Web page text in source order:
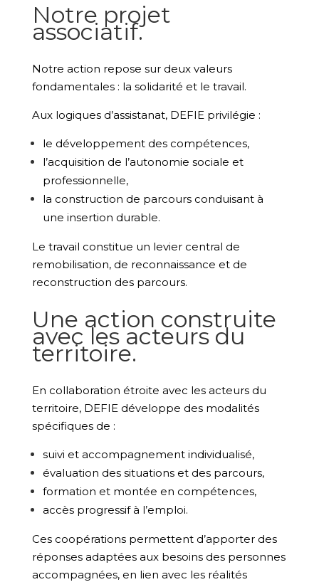
Notre projet
associatif.
Notre action repose sur deux valeurs
fondamentales : la solidarité et le travail.
Aux logiques d’assistanat, DEFIE privilégie :
le développement des compétences,
l’acquisition de l’autonomie sociale et
professionnelle,
la construction de parcours conduisant à
une insertion durable.
Le travail constitue un levier central de
remobilisation, de reconnaissance et de
reconstruction des parcours.
Une action construite
avec les acteurs du
territoire.
En collaboration étroite avec les acteurs du
territoire, DEFIE développe des modalités
spécifiques de :
suivi et accompagnement individualisé,
évaluation des situations et des parcours,
formation et montée en compétences,
accès progressif à l’emploi.
Ces coopérations permettent d’apporter des
réponses adaptées aux besoins des personnes
accompagnées, en lien avec les réalités